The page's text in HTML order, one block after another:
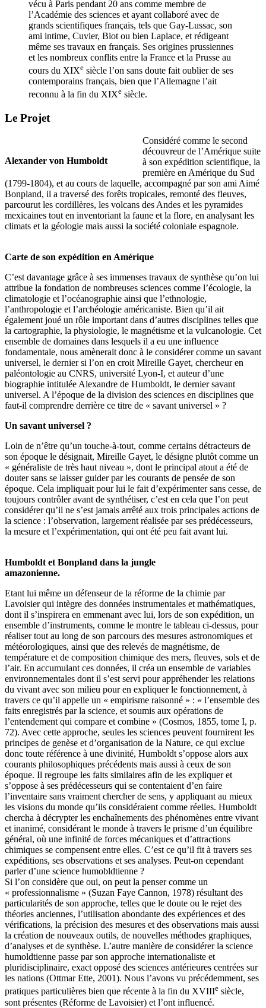
vécu à Paris pendant 20 ans comme membre de
l’Académie des sciences et ayant collaboré avec de
grands scientifiques français, tels que Gay-Lussac, son
ami intime, Cuvier, Biot ou bien Laplace, et rédigeant
même ses travaux en français. Ses origines prussiennes
et les nombreux conflits entre la France et la Prusse au
cours du XIXe siècle l’on sans doute fait oublier de ses
contemporains français, bien que l’Allemagne l’ait
reconnu à la fin du XIXe siècle.
Le Projet
Alexander von Humboldt
Considéré comme le second
découvreur de l’Amérique suite
à son expédition scientifique, la
première en Amérique du Sud
(1799-1804), et au cours de laquelle, accompagné par son ami Aimé
Bonpland, il a traversé des forêts tropicales, remonté des fleuves,
parcourut les cordillères, les volcans des Andes et les pyramides
mexicaines tout en inventoriant la faune et la flore, en analysant les
climats et la géologie mais aussi la société coloniale espagnole.
Carte de son expédition en Amérique
C’est davantage grâce à ses immenses travaux de synthèse qu’on lui
attribue la fondation de nombreuses sciences comme l’écologie, la
climatologie et l’océanographie ainsi que l’ethnologie,
l’anthropologie et l’archéologie américaniste. Bien qu’il ait
également joué un rôle important dans d’autres disciplines telles que
la cartographie, la physiologie, le magnétisme et la vulcanologie. Cet
ensemble de domaines dans lesquels il a eu une influence
fondamentale, nous amènerait donc à le considérer comme un savant
universel, le dernier si l’on en croit Mireille Gayet, chercheur en
paléontologie au CNRS, université Lyon-I, et auteur d’une
biographie intitulée Alexandre de Humboldt, le dernier savant
universel. A l’époque de la division des sciences en disciplines que
faut-il comprendre derrière ce titre de « savant universel » ?
Un savant universel ?
Loin de n’être qu’un touche-à-tout, comme certains détracteurs de
son époque le désignait, Mireille Gayet, le désigne plutôt comme un
« généraliste de très haut niveau », dont le principal atout a été de
douter sans se laisser guider par les courants de pensée de son
époque. Cela impliquait pour lui le fait d’expérimenter sans cesse, de
toujours contrôler avant de synthétiser, c’est en cela que l’on peut
considérer qu’il ne s’est jamais arrêté aux trois principales actions de
la science : l’observation, largement réalisée par ses prédécesseurs,
la mesure et l’expérimentation, qui ont été peu fait avant lui.
Humboldt et Bonpland dans la jungle
amazonienne.
Etant lui même un défenseur de la réforme de la chimie par
Lavoisier qui intègre des données instrumentales et mathématiques,
dont il s’inspirera en emmenant avec lui, lors de son expédition, un
ensemble d’instruments, comme le montre le tableau ci-dessus, pour
réaliser tout au long de son parcours des mesures astronomiques et
météorologiques, ainsi que des relevés de magnétisme, de
température et de composition chimique des mers, fleuves, sols et de
l’air. En accumulant ces données, il créa un ensemble de variables
environnementales dont il s’est servi pour appréhender les relations
du vivant avec son milieu pour en expliquer le fonctionnement, à
travers ce qu’il appelle un « empirisme raisonné » : « l’ensemble des
faits enregistrés par la science, et soumis aux opérations de
l’entendement qui compare et combine » (Cosmos, 1855, tome I, p.
72). Avec cette approche, seules les sciences peuvent fournirent les
principes de genèse et d’organisation de la Nature, ce qui exclue
donc toute référence à une divinité, Humboldt s’oppose alors aux
courants philosophiques précédents mais aussi à ceux de son
époque. Il regroupe les faits similaires afin de les expliquer et
s’oppose à ses prédécesseurs qui se contentaient d’en faire
l’inventaire sans vraiment chercher de sens, y appliquant au mieux
les visions du monde qu’ils considéraient comme réelles. Humboldt
chercha à décrypter les enchaînements des phénomènes entre vivant
et inanimé, considérant le monde à travers le prisme d’un équilibre
général, où une infinité de forces mécaniques et d’attractions
chimiques se compensent entre elles. C’est ce qu’il fit à travers ses
expéditions, ses observations et ses analyses. Peut-on cependant
parler d’une science humobldtienne ?
Si l’on considère que oui, on peut la penser comme un
« professionnalisme » (Suzan Faye Cannon, 1978) résultant des
particularités de son approche, telles que le doute ou le rejet des
théories anciennes, l’utilisation abondante des expériences et des
vérifications, la précision des mesures et des observations mais aussi
la création de nouveaux outils, de nouvelles méthodes graphiques,
d’analyses et de synthèse. L’autre manière de considérer la science
humoldtienne passe par son approche internationaliste et
pluridisciplinaire, exact opposé des sciences antérieures centrées sur
les nations (Ottmar Ette, 2001). Nous l’avons vu précédemment, ses
pratiques particulières bien que récente à la fin du XVIIIe siècle,
sont présentes (Réforme de Lavoisier) et l’ont influencé.